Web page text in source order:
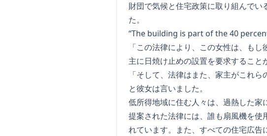
財団で気候と住宅政策に取り組んで
た。
“The building is part of the 40
「この法律により、この女性は、も
主に日焼け止めの設置を要求すること
「そして、法律はまた、家主がこれ
と彼女は言いました。
低所得地域に住む人々は、過熱した家
提案された法律には、誰も扇風機を使
れています。また、すべての住宅広告